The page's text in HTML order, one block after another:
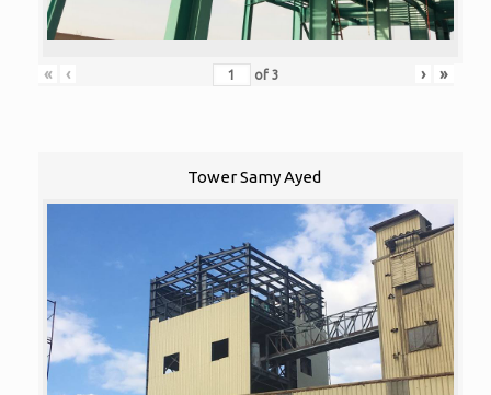
« ‹ of 3 › »
Tower Samy Ayed